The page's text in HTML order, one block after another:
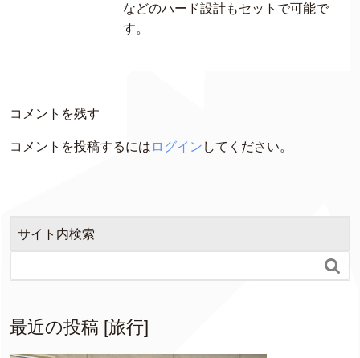
などのハード設計もセットで可能で
す。
コメントを残す
コメントを投稿するには ログイン してください。
サイト内検索

最近の投稿 [旅行]